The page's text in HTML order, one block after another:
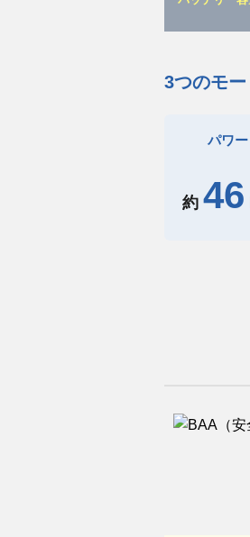
3つのモ
パワー
約 46